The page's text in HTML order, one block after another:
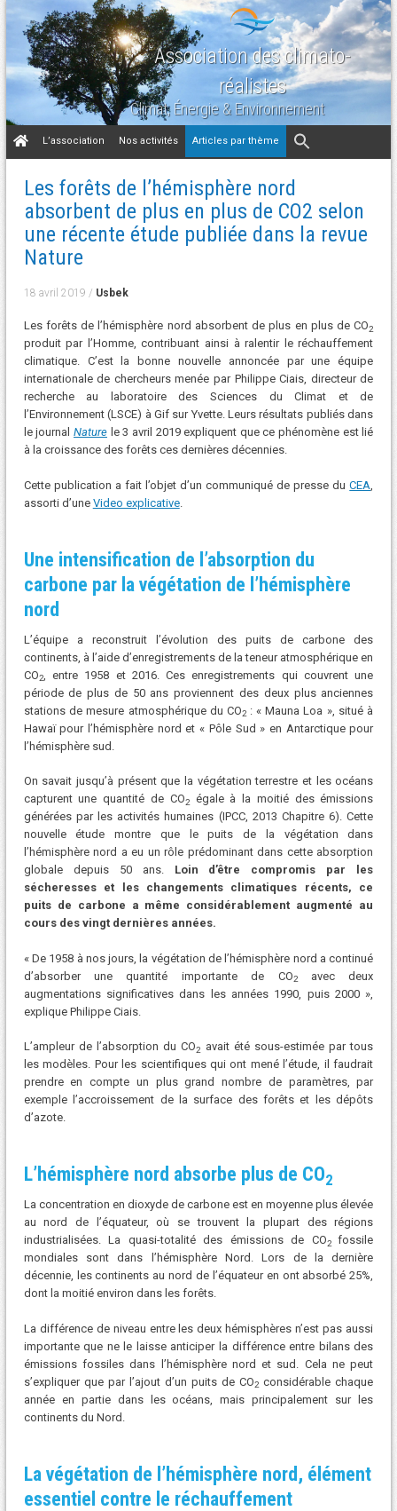
Association des climato-
réalistes
Climat, Énergie & Environnement
Aller
au
L’association Nos activités Articles par thème
Les forêts de l’hémisphère nord
absorbent de plus en plus de CO2 selon
une récente étude publiée dans la revue
Nature
18 avril 2019 / Usbek
Les forêts de l’hémisphère nord absorbent de plus en plus de CO2
produit par l’Homme, contribuant ainsi à ralentir le réchauffement
climatique. C’est la bonne nouvelle annoncée par une équipe
internationale de chercheurs menée par Philippe Ciais, directeur de
recherche au laboratoire des Sciences du Climat et de
l’Environnement (LSCE) à Gif sur Yvette. Leurs résultats publiés dans
le journal Naturele 3 avril 2019 expliquent que ce phénomène est lié
à la croissance des forêts ces dernières décennies.
Cette publication a fait l’objet d’un communiqué de presse duCEA
assorti d’une Video explicative.
Une intensification de l’absorption du
carbone par la végétation de l’hémisphère
nord
L’équipe a reconstruit l’évolution des puits de carbone des
continents, à l’aide d’enregistrements de la teneur atmosphérique en
CO2, entre 1958 et 2016. Ces enregistrements qui couvrent une
période de plus de 50 ans proviennent des deux plus anciennes
stations de mesure atmosphérique du CO2 : « Mauna Loa », situé à
Hawaï pour l’hémisphère nord et « Pôle Sud » en Antarctique pour
l’hémisphère sud.
On savait jusqu’à présent que la végétation terrestre et les océans
capturent une quantité de CO2égale à la moitié des émissions
générées par les activités humaines (IPCC, 2013 Chapitre 6). Cette
nouvelle étude montre que le puits de la végétation dans
l’hémisphère nord a eu un rôle prédominant dans cette absorption
globale depuis 50 ans. Loin d’être compromis par les
sécheresses et les changements climatiques récents, ce
puits de carbone a même considérablement augmenté au
cours des vingt dernières années.
« De 1958 à nos jours, la végétation de l’hémisphère nord a continué
d’absorber une quantité importante de CO2avec deux
augmentations significatives dans les années 1990, puis 2000 »,
explique Philippe Ciais.
L’ampleur de l’absorption du CO2
avait été sous-estimée par tous
les modèles. Pour les scientifiques qui ont mené l’étude, il faudrait
prendre en compte un plus grand nombre de paramètres, par
exemple l’accroissement de la surface des forêts et les dépôts
d’azote.
L’hémisphère nord absorbe plus de CO2
La concentration en dioxyde de carbone est en moyenne plus élevée
au nord de l’équateur, où se trouvent la plupart des régions
industrialisées. La quasi-totalité des émissions de CO2 fossile
mondiales sont dans l’hémisphère Nord. Lors de la dernière
décennie, les continents au nord de l’équateur en ont absorbé 25%,
dont la moitié environ dans les forêts.
La différence de niveau entre les deux hémisphères n’est pas aussi
importante que ne le laisse anticiper la différence entre bilans des
émissions fossiles dans l’hémisphère nord et sud. Cela ne peut
s’expliquer que par l’ajout d’un puits de CO2 considérable chaque
année en partie dans les océans, mais principalement sur les
continents du Nord.
La végétation de l’hémisphère nord, élément
essentiel contre le réchauffement